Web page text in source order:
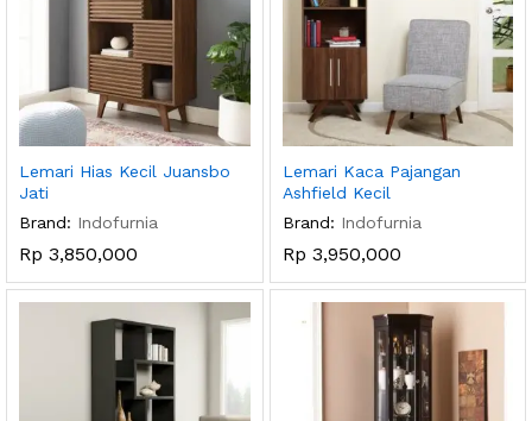
Lemari Hias Kecil Juansbo
Jati
Brand: Indofurnia
Rp 3,850,000
Lemari Kaca Pajangan
Ashfield Kecil
Brand: Indofurnia
Rp 3,950,000